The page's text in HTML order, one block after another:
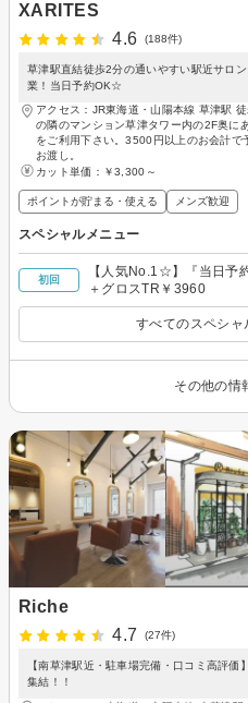
XARITES
4.6
(188件)
草津駅直結徒歩2分の通いやすい駅近サロ
業！当日予約OK☆
アクセス：JR東海道・山陽本線 草津駅
の隣のマンション草津タワー内の2F奥に
をご利用下さい。3500円以上のお会計
お渡し。
カット単価： ￥3,300～
ポイントが貯まる・使える メンズ歓迎
スペシャルメニュー
初回
【人気No.1☆】『当日予
＋グロスTR￥3960
すべてのスペシャ
その他の情
Riche
4.7
(27件)
【南草津駅近・駐車場完備・口コミ高評
集結！！